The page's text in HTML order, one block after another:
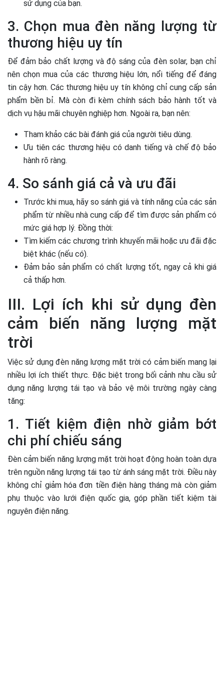
sử dụng của bạn.
3. Chọn mua đèn năng lượng từ
thương hiệu uy tín
Để đảm bảo chất lượng và độ sáng của đèn solar, bạn chỉ
nên chọn mua của các thương hiệu lớn, nổi tiếng để đáng
tin cậy hơn. Các thương hiệu uy tín không chỉ cung cấp sản
phẩm bền bỉ. Mà còn đi kèm chính sách bảo hành tốt và
dịch vụ hậu mãi chuyên nghiệp hơn. Ngoài ra, bạn nên:
Tham khảo các bài đánh giá của người tiêu dùng.
Ưu tiên các thương hiệu có danh tiếng và chế độ bảo
hành rõ ràng.
4. So sánh giá cả và ưu đãi
Trước khi mua, hãy so sánh giá và tính năng của các sản
phẩm từ nhiều nhà cung cấp để tìm được sản phẩm có
mức giá hợp lý. Đồng thời:
Tìm kiếm các chương trình khuyến mãi hoặc ưu đãi đặc
biệt khác (nếu có).
Đảm bảo sản phẩm có chất lượng tốt, ngay cả khi giá
cả thấp hơn.
III. Lợi ích khi sử dụng đèn
cảm biến năng lượng mặt
trời
Việc sử dụng đèn năng lượng mặt trời có cảm biến mang lại
nhiều lợi ích thiết thực. Đặc biệt trong bối cảnh nhu cầu sử
dụng năng lượng tái tạo và bảo vệ môi trường ngày càng
tăng:
1. Tiết kiệm điện nhờ giảm bớt
chi phí chiếu sáng
Đèn cảm biến năng lượng mặt trời hoạt động hoàn toàn dựa
trên nguồn năng lượng tái tạo từ ánh sáng mặt trời. Điều này
không chỉ giảm hóa đơn tiền điện hàng tháng mà còn giảm
phụ thuộc vào lưới điện quốc gia, góp phần tiết kiệm tài
nguyên điện năng.